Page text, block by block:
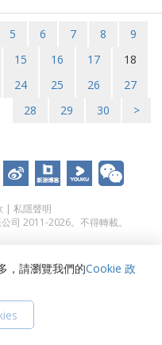
5 6 7 8
9
15 16 17
18
24 25 26
27
28
29 30 >
| 私隱聲明
司 2011-2026。不得轉載。
，請瀏覽我們的Cookie 政